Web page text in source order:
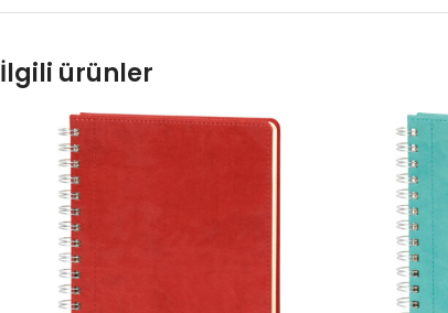
İlgili ürünler